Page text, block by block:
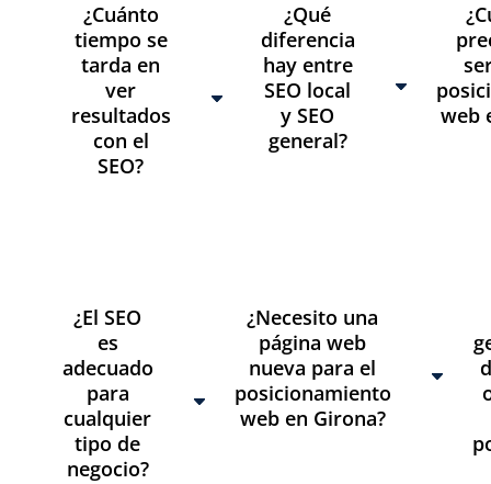
¿Cuánto
tiempo se
tarda en
ver
resultados
con el
SEO?
¿Qué
diferencia
hay entre
SEO local
y SEO
general?
web
¿El SEO
es
adecuado
para
cualquier
tipo de
negocio?
¿Necesito una
página web
nueva para el
posicionamiento
web en Girona?